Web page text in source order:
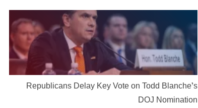
Republicans Delay Key Vote on Todd Blanche’s
DOJ Nomination